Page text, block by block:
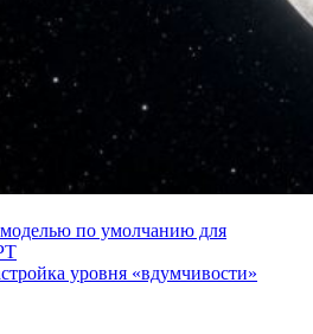
моделью по умолчанию для
уровня «вдумчивости»